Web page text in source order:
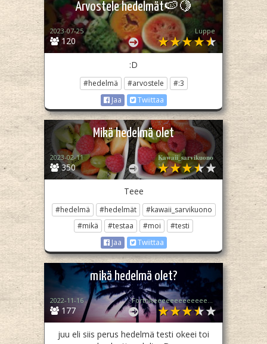
Arvostele hedelmät🍉🍋
120
2023-07-25 Luppe
:D
#hedelmä #arvostele
#:3
Jaa
Twiittaa
Mikä hedelmä olet
350
2023-02-11 𝐊𝐚𝐰𝐚𝐢𝐢_𝐬𝐚𝐫𝐯𝐢𝐤𝐮𝐨𝐧𝐨​ ‎
Teee
#hedelmä #hedelmät
#kawaii_sarvikuono
#mikä
#testaa #moi
#testi
Jaa
Twiittaa
mikä hedelmä olet?
177
2022-11-16 Fortniteeeeeeeeeeeeeeeeeeeee (Tulin takas!!!)
juu eli siis perus hedelmä testi okeei toi